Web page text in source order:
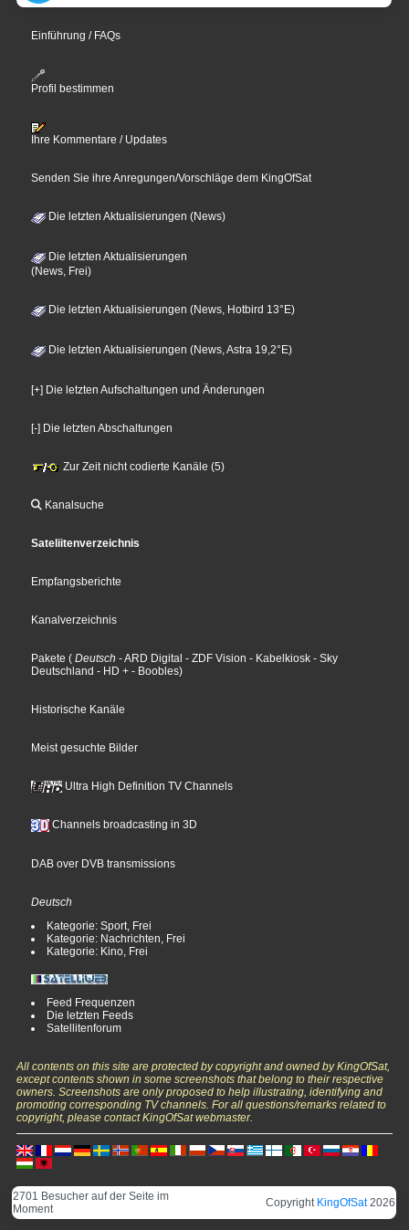
Einführung / FAQs
Profil bestimmen
Ihre Kommentare / Updates
Senden Sie ihre Anregungen/Vorschläge dem KingOfSat
Die letzten Aktualisierungen (News)
Die letzten Aktualisierungen
(News, Frei)
Die letzten Aktualisierungen (News, Hotbird 13°E)
Die letzten Aktualisierungen (News, Astra 19,2°E)
[+] Die letzten Aufschaltungen und Änderungen
[-] Die letzten Abschaltungen
Zur Zeit nicht codierte Kanäle (5)
Kanalsuche
Sateliitenverzeichnis
Empfangsberichte
Kanalverzeichnis
Pakete ( Deutsch - ARD Digital - ZDF Vision - Kabelkiosk - Sky
Deutschland - HD + - Boobles)
Historische Kanäle
Meist gesuchte Bilder
Ultra High Definition TV Channels
Channels broadcasting in 3D
DAB over DVB transmissions
Deutsch
Kategorie: Sport, Frei
Kategorie: Nachrichten, Frei
Kategorie: Kino, Frei
Feed Frequenzen
Die letzten Feeds
Satellitenforum
All contents on this site are protected by copyright and owned by KingOfSat,
except contents shown in some screenshots that belong to their respective
owners. Screenshots are only proposed to help illustrating, identifying and
promoting corresponding TV channels. For all questions/remarks related to
copyright, please contact KingOfSat webmaster.
2701 Besucher auf der Seite im
Moment
Copyright KingOfSat2026